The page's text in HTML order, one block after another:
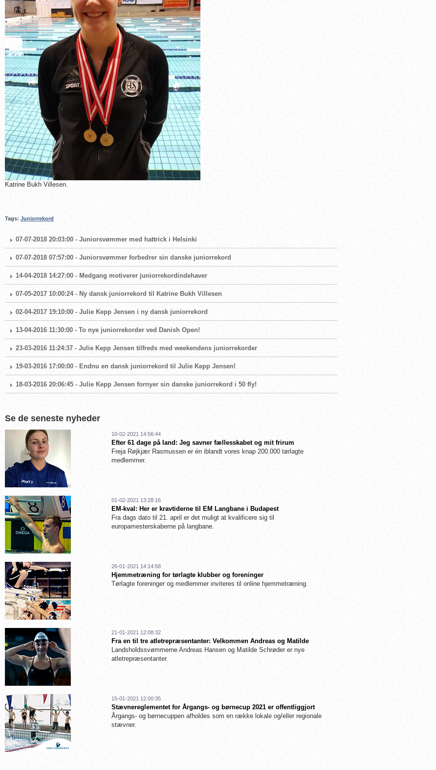
Katrine Bukh Villesen.
Tags: Juniorrekord
07-07-2018 20:03:00 - Juniorsvømmer med hattrick i Helsinki
07-07-2018 07:57:00 - Juniorsvømmer forbedrer sin danske juniorrekord
14-04-2018 14:27:00 - Medgang motiverer juniorrekordindehaver
07-05-2017 10:00:24 - Ny dansk juniorrekord til Katrine Bukh Villesen
02-04-2017 19:10:00 - Julie Kepp Jensen i ny dansk juniorrekord
13-04-2016 11:30:00 - To nye juniorrekorder ved Danish Open!
23-03-2016 11:24:37 - Julie Kepp Jensen tilfreds med weekendens juniorrekorder
19-03-2016 17:00:00 - Endnu en dansk juniorrekord til Julie Kepp Jensen!
18-03-2016 20:06:45 - Julie Kepp Jensen fornyer sin danske juniorrekord i 50 fly!
Se de seneste nyheder
10-02-2021 14:56:44
Efter 61 dage på land: Jeg savner fællesskabet og mit frirum
Freja Røjkjær Rasmussen er én iblandt vores knap 200.000 tørlagte
medlemmer.
01-02-2021 13:28:16
EM-kval: Her er kravtiderne til EM Langbane i Budapest
Fra dags dato til 21. april er det muligt at kvalificere sig til
europamesterskaberne på langbane.
26-01-2021 14:14:58
Hjemmetræning for tørlagte klubber og foreninger
Tørlagte foreninger og medlemmer inviteres til online hjemmetræning.
21-01-2021 12:08:32
Fra en til tre atletrepræsentanter: Velkommen Andreas og Matilde
Landsholdssvømmerne Andreas Hansen og Matilde Schrøder er nye
atletrepræsentanter.
15-01-2021 12:00:35
Stævnereglementet for Årgangs- og børnecup 2021 er offentliggjort
Årgangs- og børnecuppen afholdes som en række lokale og/eller regionale
stævner.